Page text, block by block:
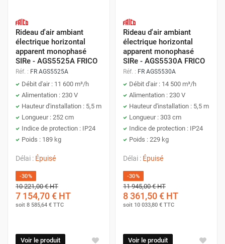
Rideau d'air ambiant
électrique horizontal
apparent monophasé
SIRe - AGS5525A FRICO
Réf. : FR AGS5525A
Débit d'air : 11 600 m³/h
Alimentation : 230 V
Hauteur d'installation : 5,5 m
Longueur : 252 cm
Indice de protection : IP24
Poids : 189 kg
Délai : Épuisé
-30%
10 221,00 €HT
7 154,70 € HT
soit 8 585,64 € TTC
Voir le produit
Rideau d'air ambiant
électrique horizontal
apparent monophasé
SIRe - AGS5530A FRICO
Réf. : FR AGS5530A
Débit d'air : 14 500 m³/h
Alimentation : 230 V
Hauteur d'installation : 5,5 m
Longueur : 303 cm
Indice de protection : IP24
Poids : 229 kg
Délai : Épuisé
-30%
11 945,00 €HT
8 361,50 € HT
soit 10 033,80 € TTC
Voir le produit